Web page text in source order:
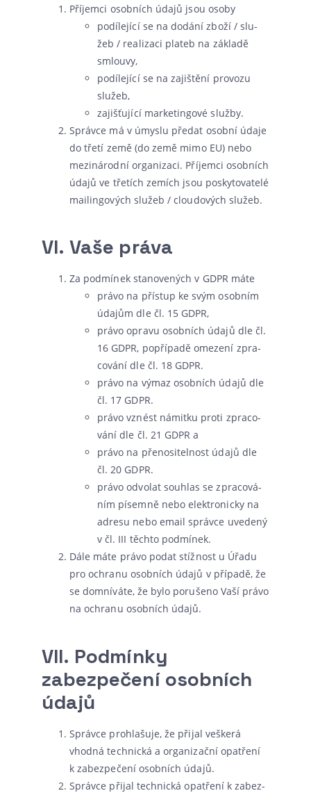
Příjemci osob­ních úda­jů jsou osoby
podí­le­jí­cí se na dodá­ní zbo­ží / slu­
žeb / rea­li­za­ci pla­teb na zákla­dě
smlouvy,
podí­le­jí­cí se na zajiš­tě­ní pro­vo­zu
služeb,
zajiš­ťu­jí­cí mar­ke­tingo­vé služby.
Správce má v úmys­lu pře­dat osob­ní úda­je
do tře­tí země (do země mimo EU) nebo
mezi­ná­rod­ní orga­ni­za­ci. Příjemci osob­ních
úda­jů ve tře­tích zemích jsou posky­to­va­te­lé
mai­lin­go­vých slu­žeb / clou­do­vých služeb.
VI.Vaše práva
Za pod­mí­nek sta­no­ve­ných v GDPR máte
prá­vo na pří­stup ke svým osob­ním
úda­jům dle čl. 15 GDPR,
prá­vo opra­vu osob­ních úda­jů dle čl.
16 GDPR, popří­pa­dě ome­ze­ní zpra­
co­vá­ní dle čl. 18 GDPR.
prá­vo na výmaz osob­ních úda­jů dle
čl. 17 GDPR.
prá­vo vznést námit­ku pro­ti zpra­co­
vá­ní dle čl. 21 GDPR a
prá­vo na pře­no­si­tel­nost úda­jů dle
čl. 20 GDPR.
prá­vo odvo­lat sou­hlas se zpra­co­vá­
ním písem­ně nebo elek­tro­nic­ky na
adre­su nebo email správ­ce uve­de­ný
v čl. III těch­to podmínek.
Dále máte prá­vo podat stíž­nost u Úřadu
pro ochra­nu osob­ních úda­jů v pří­pa­dě, že
se domní­vá­te, že bylo poru­še­no Vaší prá­vo
na ochra­nu osob­ních údajů.
VII. Podmínky
zabezpečení osobních
údajů
Správce pro­hla­šu­je, že při­jal veš­ke­rá
vhod­ná tech­nic­ká a orga­ni­zač­ní opat­ře­ní
k zabez­pe­če­ní osob­ních údajů.
Správce při­jal tech­nic­ká opat­ře­ní k zabez­